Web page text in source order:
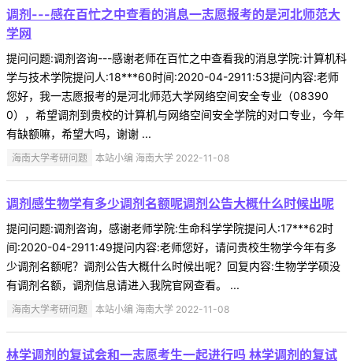
调剂---感在百忙之中查看的消息一志愿报考的是河北师范大
学网
提问问题:调剂咨询---感谢老师在百忙之中查看我的消息学院:计算机科
学与技术学院提问人:18***60时间:2020-04-2911:53提问内容:老师
您好，我一志愿报考的是河北师范大学网络空间安全专业（08390
0），希望调剂到贵校的计算机与网络空间安全学院的对口专业，今年
有缺额嘛，希望大吗，谢谢 ...
海南大学考研问题 本站小编 海南大学 2022-11-08
调剂感生物学有多少调剂名额呢调剂公告大概什么时候出呢
提问问题:调剂咨询，感谢老师学院:生命科学学院提问人:17***62时
间:2020-04-2911:49提问内容:老师您好，请问贵校生物学今年有多
少调剂名额呢？调剂公告大概什么时候出呢？回复内容:生物学学硕没
有调剂名额，调剂信息请进入我院官网查看。 ...
海南大学考研问题 本站小编 海南大学 2022-11-08
林学调剂的复试会和一志愿考生一起进行吗 林学调剂的复试